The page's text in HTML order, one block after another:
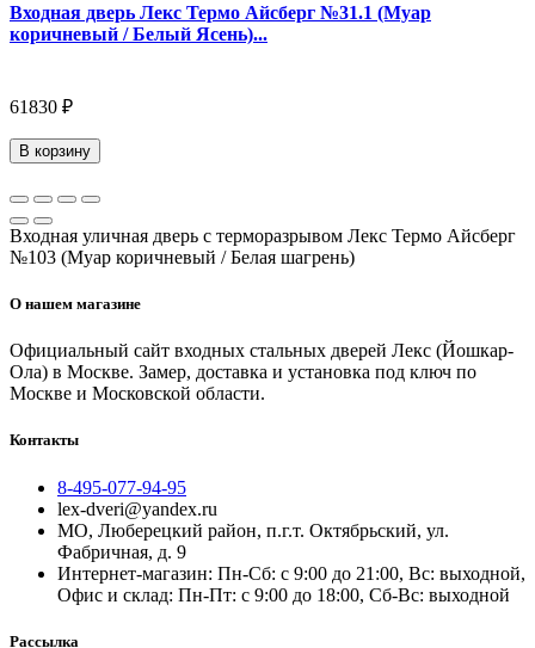
Входная дверь Лекс Термо Айсберг №31.1 (Муар
коричневый / Белый Ясень)...
61830 ₽
В корзину
Входная уличная дверь с терморазрывом Лекс Термо Айсберг
№103 (Муар коричневый / Белая шагрень)
О нашем магазине
Официальный сайт входных стальных дверей Лекс (Йошкар-
Ола) в Москве. Замер, доставка и установка под ключ по
Москве и Московской области.
Контакты
8-495-077-94-95
lex-dveri@yandex.ru
МО, Люберецкий район, п.г.т. Октябрьский, ул.
Фабричная, д. 9
Интернет-магазин: Пн-Сб: с 9:00 до 21:00, Вс: выходной,
Офис и склад: Пн-Пт: с 9:00 до 18:00, Сб-Вс: выходной
Рассылка